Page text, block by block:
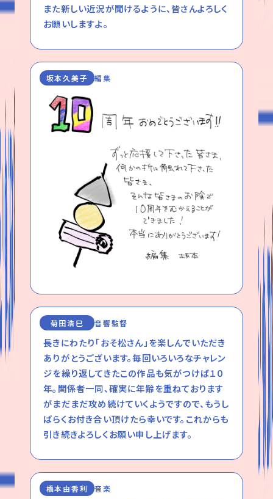
また新しい近況が聞けるように、皆さんよろしく
お願いしますよ。
坂本久美子 編集
菊田浩巳 音響監督
長きにわたり「おそ松さん」を楽しんでいただき
ありがとうございます。毎回いろいろなチャレン
ジを繰り返してきたこの作品も気がつけば１０
年。関係者一同、確実に年齢を重ねております
がまだまだ攻め続けていくようですので、もうし
ばらくお付き合い頂けたら幸いです。これからも
引き続きよろしくお願い申し上げます。
橋本由香利 音楽